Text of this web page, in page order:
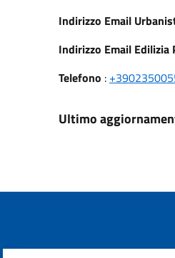
Indirizzo Email
Indirizzo Email Edilizia
Telefono :
Ultimo